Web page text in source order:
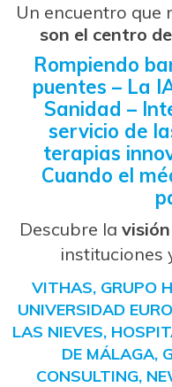
Un encuentro que
son el centro
Rompiendo
puentes – La
Sanidad –
servicio de
terapias
Cuando el
Descubre la
instituciones
VITHAS, GRUPO
UNIVERSIDAD
LAS NIEVES,
DE MÁLAGA,
CONSULTING,